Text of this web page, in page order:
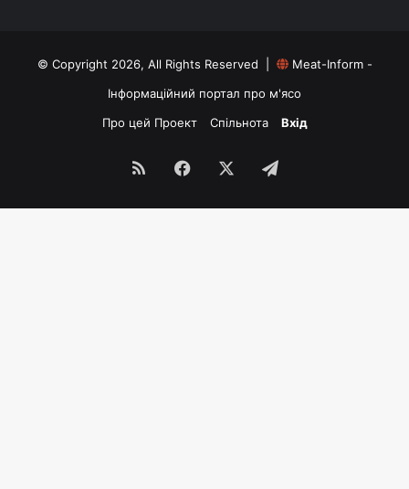
© Copyright 2026, All Rights Reserved |
Meat-Inform -
Інформаційний портал про м'ясо
Про цей Проект
Спільнота Вхід
RSS Facebook